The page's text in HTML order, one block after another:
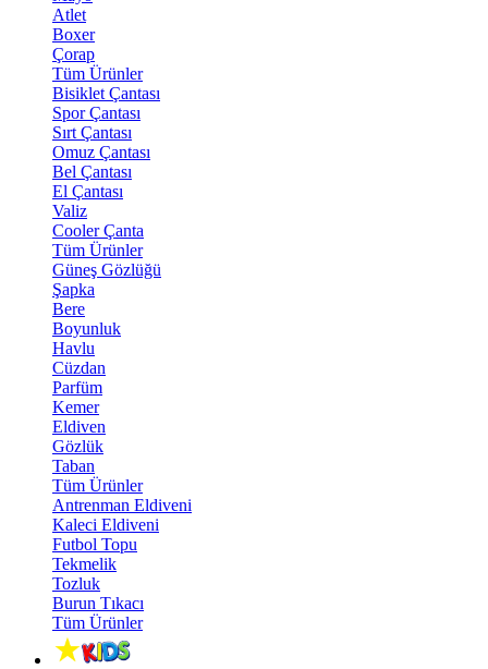
Atlet
Boxer
Çorap
Tüm Ürünler
Bisiklet Çantası
Spor Çantası
Sırt Çantası
Omuz Çantası
Bel Çantası
El Çantası
Valiz
Cooler Çanta
Tüm Ürünler
Güneş Gözlüğü
Şapka
Bere
Boyunluk
Havlu
Cüzdan
Parfüm
Kemer
Eldiven
Gözlük
Taban
Tüm Ürünler
Antrenman Eldiveni
Kaleci Eldiveni
Futbol Topu
Tekmelik
Tozluk
Burun Tıkacı
Tüm Ürünler